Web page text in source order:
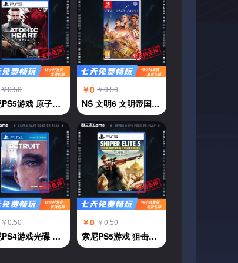
￥0.50
索尼PS5游戏 原子之心 ATOMIC HEART 中文
￥0 ￥0.50
NS 文明6 文明帝国6 中文
￥0.50
索尼PS4游戏光碟 PS4 底特律 变人 中文
￥0 ￥0.50
索尼PS5游戏 狙击精英5 中文